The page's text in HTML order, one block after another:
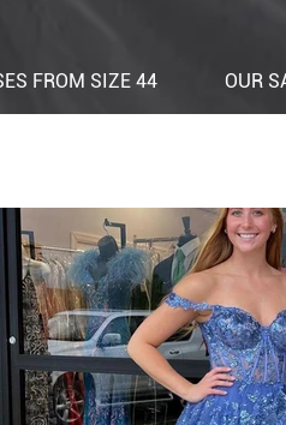
FROM SIZE 44 OUR